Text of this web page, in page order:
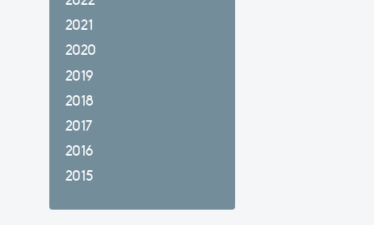
2021
2020
2019
2018
2017
2016
2015